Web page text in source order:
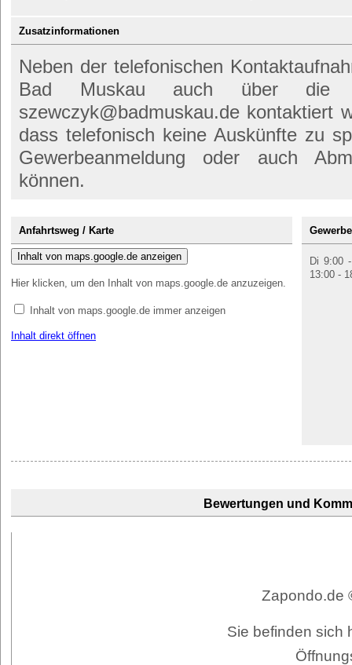
Zusatzinformationen
Neben der telefonischen
Bad Muskau auch über die
szewczyk@badmuskau.de kontaktiert
dass telefonisch keine Auskünfte zu
Gewerbeanmeldung oder auch
können.
Anfahrtsweg / Karte
Inhalt von maps.google.de anzeigen
Hier klicken, um den Inhalt von maps.google.de anzuzeigen.
Inhalt von maps.google.de immer anzeigen
Inhalt direkt öffnen
Di 9:00
13:00 -
Bewertungen und
Zapondo.de
Sie befinden sich